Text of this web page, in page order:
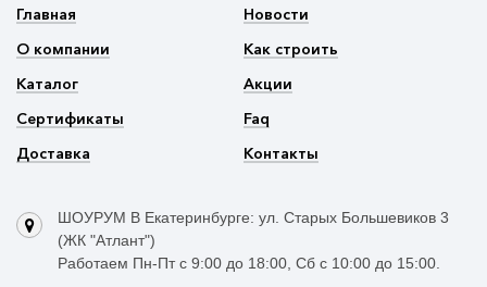
Главная
О компании
Каталог
Сертификаты
Доставка
Новости
Как строить
Акции
Faq
Контакты
ШОУРУМ В Екатеринбурге: ул. Старых Большевиков 3
(ЖК "Атлант")
Работаем Пн-Пт с 9:00 до 18:00, Сб с 10:00 до 15:00.